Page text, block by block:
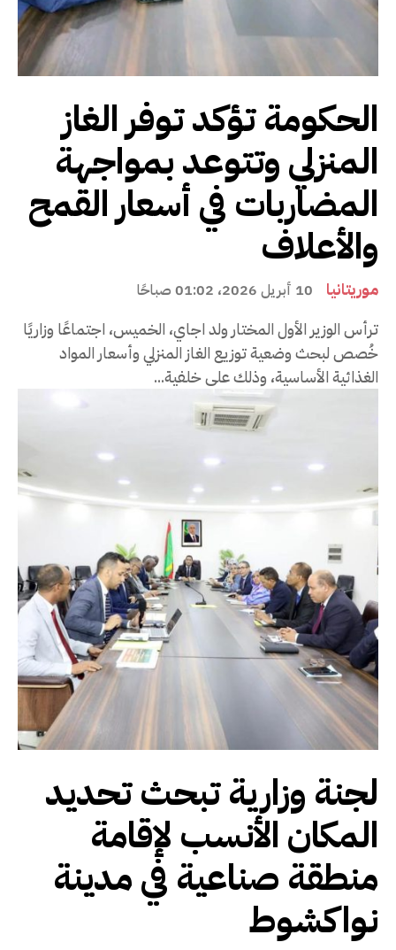
الحكومة تؤكد توفر الغاز
المنزلي وتتوعد بمواجهة
المضاربات في أسعار القمح
والأعلاف
موريتانيا 10 أبريل 2026، 01:02 صباحًا
ترأس الوزير الأول المختار ولد اجاي، الخميس، اجتماعًا وزاريًا
خُصص لبحث وضعية توزيع الغاز المنزلي وأسعار المواد
الغذائية الأساسية، وذلك على خلفية...
لجنة وزارية تبحث تحديد
المكان الأنسب لإقامة
منطقة صناعية في مدينة
نواكشوط